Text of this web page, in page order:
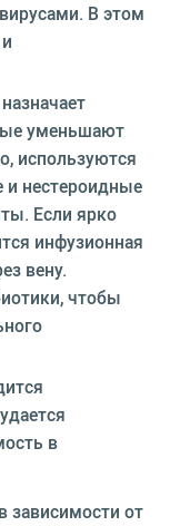
В этом
уменьшают
используются
нестероидные
Если ярко
инфузионная
вену.
чтобы
в
зависимости от